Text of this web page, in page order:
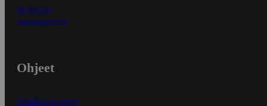
Myymälät
Asiakaspalvelu
Ohjeet
Ensitilaajan ohjeet